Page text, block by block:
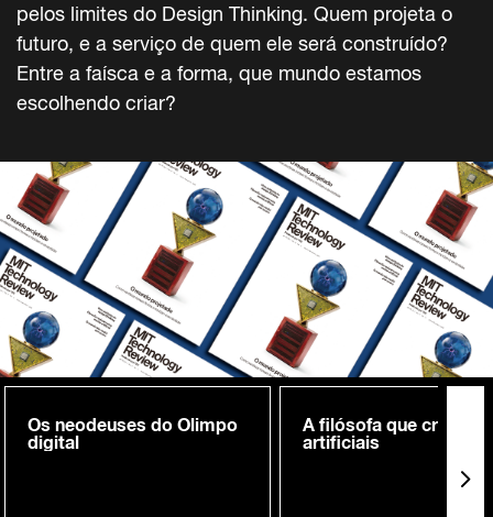
pelos limites do Design Thinking. Quem projeta o
futuro, e a serviço de quem ele será construído?
Entre a faísca e a forma, que mundo estamos
escolhendo criar?
Os neodeuses do Olimpo
digital
A filósofa que cria
artificiais